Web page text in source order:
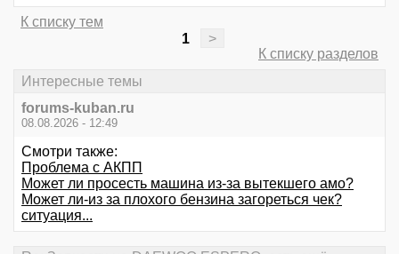
К списку тем
1
>
К списку разделов
Интересные темы
forums-kuban.ru
08.08.2026 - 12:49
Смотри также:
Проблема с АКПП
Может ли просесть машина из-за вытекшего амо?
Может ли-из за плохого бензина загореться чек?
ситуация...